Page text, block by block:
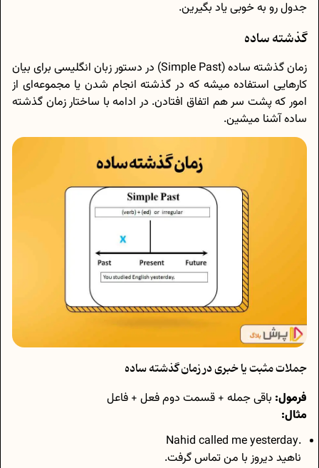
جدول رو به خوبی یاد بگیرین.
گذشته ساده
زمان گذشته ساده (Simple Past) در دستور زبان انگلیسی برای بیان
کارهایی استفاده میشه که در گذشته‌ انجام شدن یا مجموعه‌ای از
امور که پشت سر هم اتفاق افتادن. در ادامه با ساختار زمان گذشته
ساده آشنا میشین.
جملات مثبت یا خبری در زمان گذشته ساده
فرمول: باقی جمله + قسمت دوم فعل + فاعل
مثال:
.Nahid called me yesterday
ناهید دیروز با من تماس گرفت.